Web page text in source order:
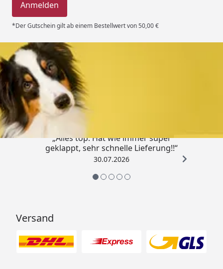
Anmelden
*Der Gutschein gilt ab einem Bestellwert von 50,00 €
Trusted Shops
„Alles top. Hat wie immer super
geklappt, sehr schnelle Lieferung!!“
30.07.2026
Versand